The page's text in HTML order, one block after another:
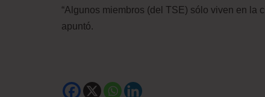
“Algunos miembros (del TSE) sólo viven en la
apuntó.